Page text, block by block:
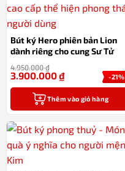
Bút ký Hero phiên bản Lion
dành riêng cho cung Sư Tử
4.950.000₫
-21%
3.900.000₫
Thêm vào giỏ hàng